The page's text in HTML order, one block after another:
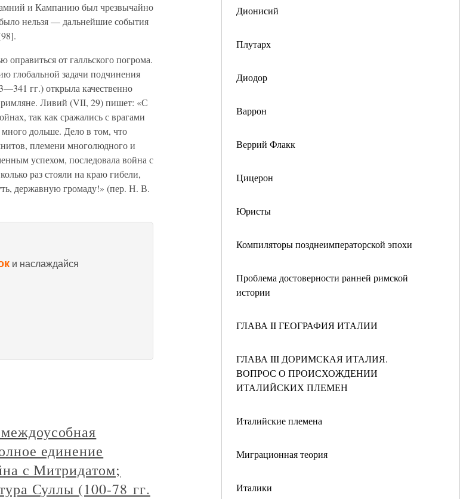
Дионисий
Плутарх
Диодор
Варрон
Веррий Флакк
Цицерон
Юристы
Компиляторы позднеимператорской эпохи
Проблема достоверности ранней римской
истории
ГЛАВА II ГЕОГРАФИЯ ИТАЛИИ
ГЛАВА III ДОРИМСКАЯ ИТАЛИЯ.
ВОПРОС О ПРОИСХОЖДЕНИИ
ИТАЛИЙСКИХ ПЛЕМЕН
Италийские племена
Миграционная теория
Италики
и Кампанию был чрезвычайно
нельзя — дальнейшие события
от галльского погрома.
глобальной задачи подчинения
гг.) открыла каче­ственно
Ливий (VII, 29) пишет: «С
так как сражались с врагами
доль­ше. Дело в том, что
племени многолюдного и
успехом, последовала вой­на с
раз стояли на краю гибели,
державную громаду!» (пер. Н. В.
и наслаждайся
единение
с Митридатом;
Суллы (100-78 гг.